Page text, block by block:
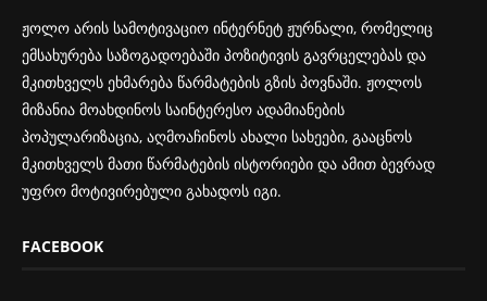
ჟოლო არის სამოტივაციო ინტერნეტ ჟურნალი, რომელიც
ემსახურება საზოგადოებაში პოზიტივის გავრცელებას და
მკითხველს ეხმარება წარმატების გზის პოვნაში. ჟოლოს
მიზანია მოახდინოს საინტერესო ადამიანების
პოპულარიზაცია, აღმოაჩინოს ახალი სახეები, გააცნოს
მკითხველს მათი წარმატების ისტორიები და ამით ბევრად
უფრო მოტივირებული გახადოს იგი.
FACEBOOK